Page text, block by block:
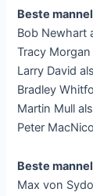
Beste
Bob Newhart
Tracy
Larry David
Bradley
Martin Mull
Peter
Beste
Max von